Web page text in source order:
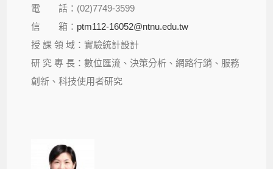
電 話：(02)7749-3599
信 箱： ptm112-16052@ntnu.edu.tw
授 課 領 域：實驗統計設計
研 究 專 長：數位匯流、決策分析、網路行銷、服務
創新、科技使用者研究